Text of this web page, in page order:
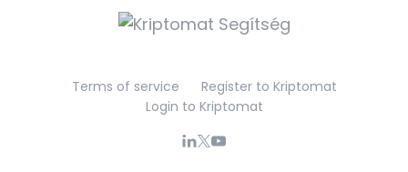
Terms of service
Register to Kriptomat
Login to Kriptomat